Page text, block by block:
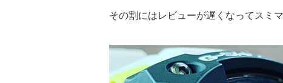
その割にはレビューが遅くなってスミマ